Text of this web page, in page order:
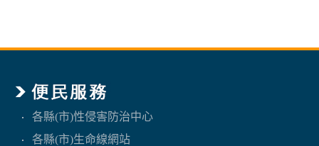
各縣(市)性侵害防治中心
各縣(市)生命線網站